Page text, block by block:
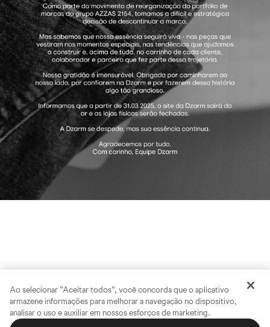
Ao selecionar “Aceitar todos”, você concorda que o aplicativo
armazene informações para melhorar a navegação no dispositivo,
analisar o uso e auxiliar em nossos esforços de marketing.